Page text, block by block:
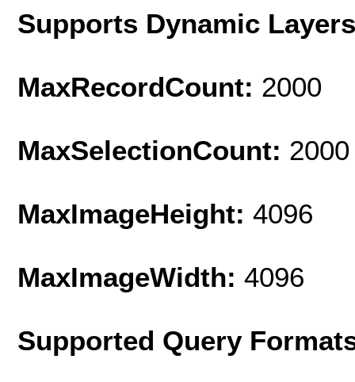
Supports Dynamic
MaxRecordCount: 2000
MaxSelectionCount: 2000
MaxImageHeight: 4096
MaxImageWidth: 4096
Supported Query